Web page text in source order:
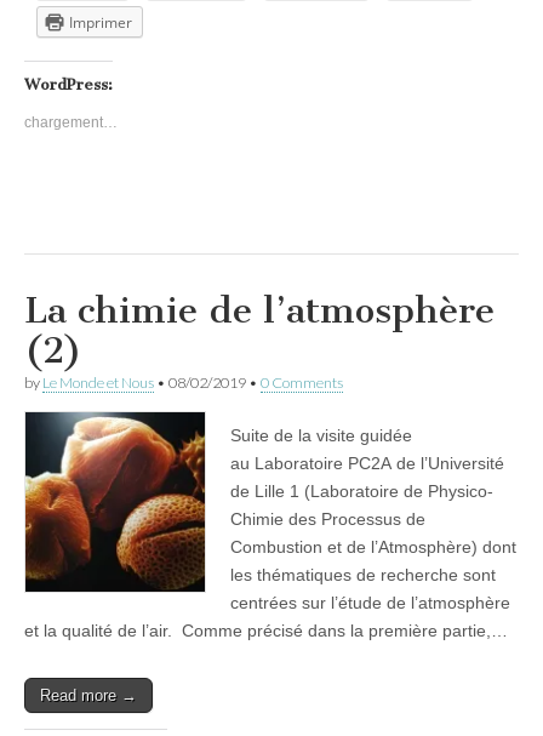
Imprimer
WordPress:
chargement…
La chimie de l’atmosphère
(2)
by Le Monde et Nous • 08/02/2019 • 0 Comments
Suite de la visite guidée
au Laboratoire PC2A de l’Université
de Lille 1 (Laboratoire de Physico-
Chimie des Processus de
Combustion et de l’Atmosphère) dont
les thématiques de recherche sont
centrées sur l’étude de l’atmosphère
et la qualité de l’air. Comme précisé dans la première partie,…
Read more →